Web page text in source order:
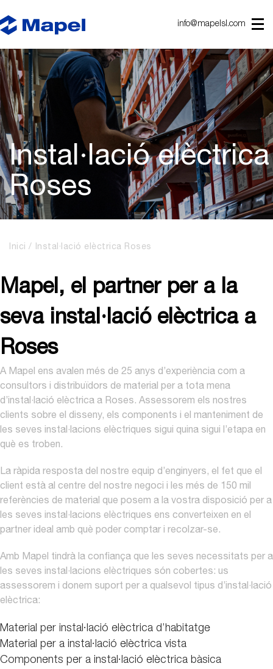
info@mapelsl.com
Instal·lació elèctrica
Roses
Inici Instal·lació elèctrica Roses
Mapel, el partner per a la
seva instal·lació elèctrica a
Roses
A Mapel ens avalen més de 25 anys d’experiència com a
consultors i distribuïdors de material per a tota mena
d’instal·lació elèctrica a Roses. Assessorem els nostres
clients sobre el disseny, els components i el manteniment de
les seves instal·lacions elèctriques sigui quina sigui l’etapa en
què es troben.
La ràpida resposta del nostre equip d’enginyers, el fet que el
client està al centre del nostre negoci i les més de 150 mil
referències de material que posem a la vostra disposició per a
les seves instal·lacions elèctriques ens converteixen en el
partner ideal amb què poder comptar i recolzar-se.
Amb Mapel tindrà la confiança que les seves necessitats per a
les seves instal·lacions elèctriques són cobertes: us
assessorem i donem suport per a qualsevol tipus d’instal·lació
elèctrica:
Material per instal·lació elèctrica d’habitatge
Material per a instal·lació elèctrica vista
Components per a instal·lació elèctrica bàsica